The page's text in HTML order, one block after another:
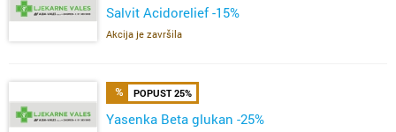
Salvit Acidorelief -15%
Akcija je završila
POPUST 25%
Yasenka Beta glukan -25%